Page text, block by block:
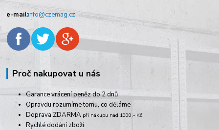
e-mail:info@czemag.cz
Proč nakupovat u nás
Garance vrácení peněz do 2 dnů
Opravdu rozumíme tomu, co děláme
Doprava ZDARMA při nákupu nad 1000,- Kč
Rychlé dodání zboží